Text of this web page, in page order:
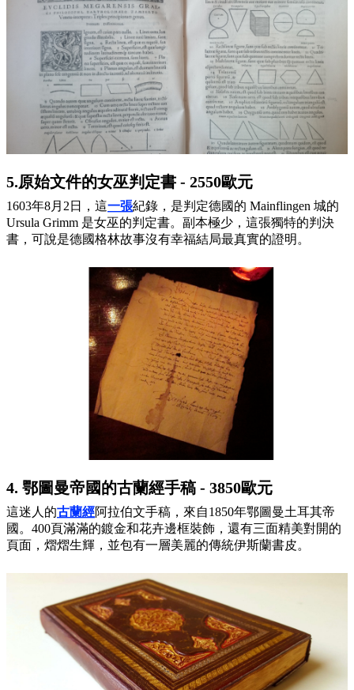
5.原始文件的女巫判定書 - 2550歐元
1603年8月2日，這一張紀錄，是判定德國的 Mainflingen 城的
Ursula Grimm 是女巫的判定書。副本極少，這張獨特的判決
書，可說是德國格林故事沒有幸福結局最真實的證明。
4. 鄂圖曼帝國的古蘭經手稿 - 3850歐元
這迷人的古蘭經阿拉伯文手稿，來自1850年鄂圖曼土耳其帝
國。400頁滿滿的鍍金和花卉邊框裝飾，還有三面精美對開的
頁面，熠熠生輝，並包有一層美麗的傳統伊斯蘭書皮。